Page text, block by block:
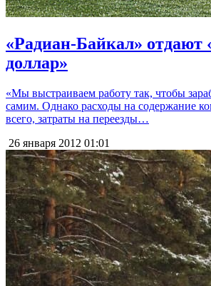
«Радиан-Байкал» отдают
доллар»
«Мы выстраиваем работу так, чтобы
самим. Однако расходы на содержание
всего, затраты на переезды…
26 января 2012 01:01